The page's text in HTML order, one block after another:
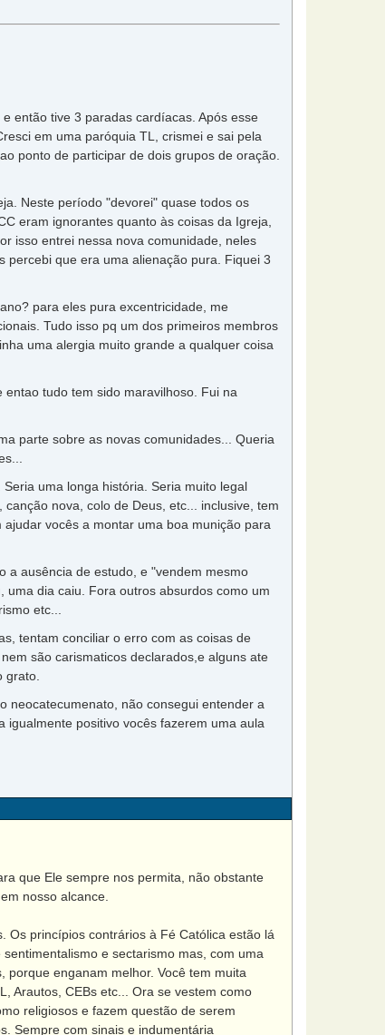
então tive 3 paradas cardíacas. Após esse
em uma paróquia TL, crismei e sai pela
ponto de participar de dois grupos de oração.
Neste período "devorei" quase todos os
eram ignorantes quanto às coisas da Igreja,
isso entrei nessa nova comunidade, neles
percebi que era uma alienação pura. Fiquei 3
para eles pura excentricidade, me
Tudo isso pq um dos primeiros membros
uma alergia muito grande a qualquer coisa
entao tudo tem sido maravilhoso. Fui na
parte sobre as novas comunidades... Queria
uma longa história. Seria muito legal
nova, colo de Deus, etc... inclusive, tem
vocês a montar uma boa munição para
ausência de estudo, e "vendem mesmo
dia caiu. Fora outros absurdos como um
etc...
tentam conciliar o erro com as coisas de
são carismaticos declarados,e alguns ate
grato.
não consegui entender a
igualmente positivo vocês fazerem uma aula
que Ele sempre nos permita, não obstante
nosso alcance.
princípios contrários à Fé Católica estão lá
e sectarismo mas, com uma
enganam melhor. Você tem muita
Arautos, CEBs etc... Ora se vestem como
religiosos e fazem questão de serem
Sempre com sinais e indumentária